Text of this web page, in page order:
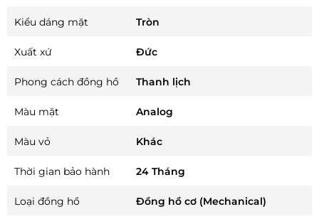
Kiểu dáng mặt Tròn
Xuất xứ Đức
Phong cách đồng hồ Thanh lịch
Màu mặt Analog
Màu vỏ Khác
Thời gian bảo hành 24 Tháng
Loại đồng hồ Đồng hồ cơ (Mechanical)